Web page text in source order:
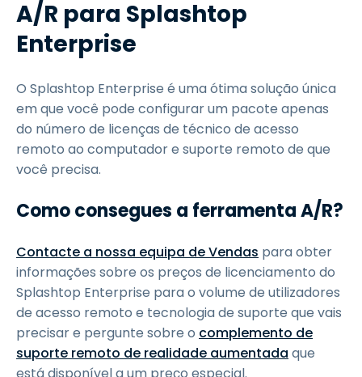
A/R para Splashtop
Enterprise
O Splashtop Enterprise é uma ótima solução única
em que você pode configurar um pacote apenas
do número de licenças de técnico de acesso
remoto ao computador e suporte remoto de que
você precisa.
Como consegues a ferramenta A/R?
Contacte a nossa equipa de Vendas para obter
informações sobre os preços de licenciamento do
Splashtop Enterprise para o volume de utilizadores
de acesso remoto e tecnologia de suporte que vais
precisar e pergunte sobre o complemento de
suporte remoto de realidade aumentada que